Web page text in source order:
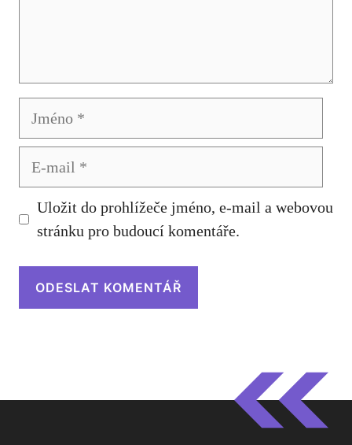
Jméno
Uložit do prohlížeče jméno, e-mail a webovou
stránku pro budoucí komentáře.